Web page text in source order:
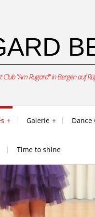
Club "Am Rugard" in Bergen auf
Galerie Dance
Time to shine